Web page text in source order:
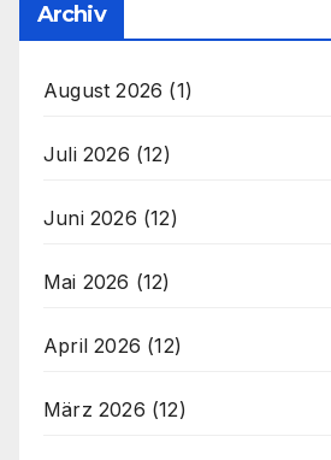
Beiträge
Archiv
August 2026 (1)
Juli 2026 (12)
Juni 2026 (12)
Mai 2026 (12)
April 2026 (12)
März 2026 (12)